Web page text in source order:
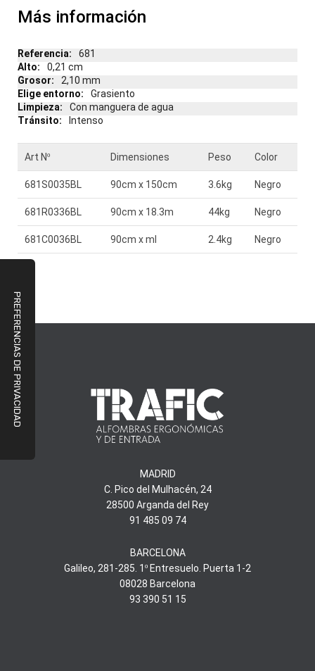
Más información
Más
información
681
0,21 cm
2,10 mm
Grasiento
Con manguera de agua
Intenso
Art Nº Dimensiones Peso Color
681S0035BL 90cm x 150cm 3.6kg Negro
681R0336BL 90cm x 18.3m 44kg Negro
681C0036BL 90cm x ml 2.4kg Negro
MADRID
C. Pico del Mulhacén, 24
28500 Arganda del Rey
91 485 09 74
BARCELONA
Galileo, 281-285. 1º Entresuelo. Puerta 1-2
08028 Barcelona
93 390 51 15